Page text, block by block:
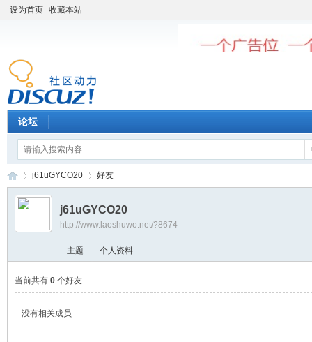
设为首页 收藏本站
论坛
›
j61uGYCO20 好友
j61uGYCO20
http://www.laoshuwo.net/?8674
主题 个人资料
当前共有 0个好友
没有相关成员